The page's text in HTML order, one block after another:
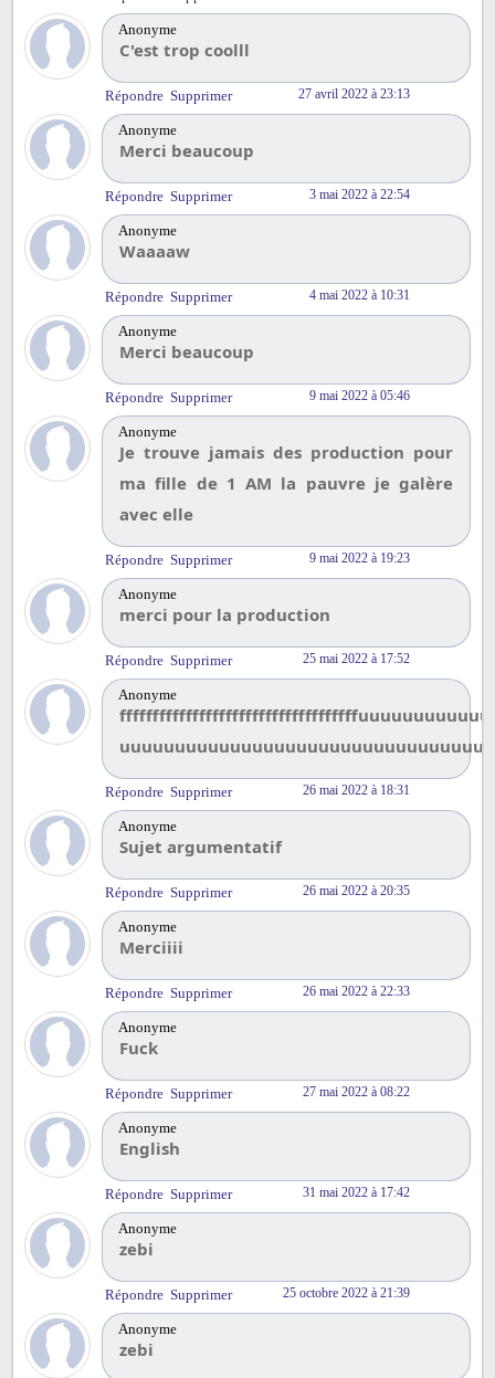
Anonyme
27 avril 2022 à 23:13
C'est trop coolll
Répondre Supprimer
Anonyme
3 mai 2022 à 22:54
Merci beaucoup
Répondre Supprimer
Anonyme
4 mai 2022 à 10:31
Waaaaw
Répondre Supprimer
Anonyme
9 mai 2022 à 05:46
Merci beaucoup
Répondre Supprimer
Anonyme
9 mai 2022 à 19:23
Je trouve jamais des production pour
ma fille de 1 AM la pauvre je galère
avec elle
Répondre Supprimer
Anonyme
25 mai 2022 à 17:52
merci pour la production
Répondre Supprimer
Anonyme
26 mai 2022 à 18:31
Répondre Supprimer
Anonyme
26 mai 2022 à 20:35
Sujet argumentatif
Répondre Supprimer
Anonyme
26 mai 2022 à 22:33
Merciiii
Répondre Supprimer
Anonyme
27 mai 2022 à 08:22
Fuck
Répondre Supprimer
Anonyme
31 mai 2022 à 17:42
English
Répondre Supprimer
Anonyme
25 octobre 2022 à 21:39
zebi
Répondre Supprimer
Anonyme
zebi